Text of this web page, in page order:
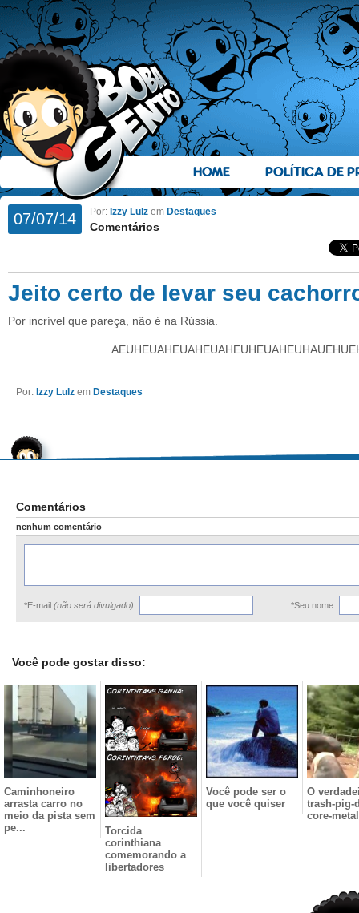
HOME POLÍTICA DE
07/07/14 Por: Izzy Lulz em Destaques
Comentários
Jeito certo de levar seu
Por incrível que pareça, não é na Rússia.
Por: Izzy Lulz em Destaques
Comentários
nenhum comentário
*E-mail (não será divulgado): *Seu nome:
Você pode gostar disso:
Caminhoneiro
arrasta carro no
meio da pista sem
pe...
Torcida
corinthiana
comemorando a
libertadores
Você pode ser o
que você quiser
O
trash-pig-
core-metal